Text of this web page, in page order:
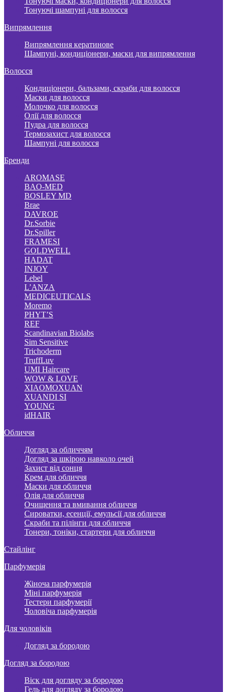
Тонуючі шампуні для волосся
Випрямлення
Випрямлення кератинове
Шампуні, кондиціонери, маски для випрямлення
Волосся
Кондиціонери, бальзами, скраби для волосся
Маски для волосся
Молочко для волосся
Олії для волосся
Пудра для волосся
Термозахист для волосся
Шампуні для волосся
Бренди
AROMASE
BAO-MED
BOSLEY MD
Brae
DAVROE
Dr.Sorbie
Dr.Spiller
FRAMESI
GOLDWELL
HADAT
INJOY
Lebel
L’ANZA
MEDICEUTICALS
Moremo
PHYT’S
REF
Scandinavian Biolabs
Sim Sensitive
Trichoderm
TruffLuv
UMI Haircare
WOW & LOVE
XIAOMOXUAN
XUANDI SI
YOUNG
idHAIR
Обличчя
Догляд за обличчям
Догляд за шкірою навколо очей
Захист від сонця
Крем для обличчя
Маски для обличчя
Олія для обличчя
Очищення та вмивання обличчя
Сироватки, есенції, емульсії для обличчя
Скраби та пілінги для обличчя
Тонери, тоніки, стартери для обличчя
Стайлінг
Парфумерія
Жіноча парфумерія
Міні парфумерія
Тестери парфумерії
Чоловіча парфумерія
Для чоловіків
Догляд за бородою
Догляд за бородою
Віск для догляду за бородою
Гель для догляду за бородою